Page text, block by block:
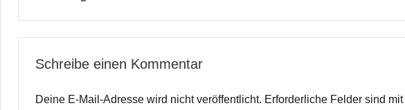
Schreibe einen Kommentar
Deine E-Mail-Adresse wird nicht veröffentlicht. Erforderliche Felder sind mit